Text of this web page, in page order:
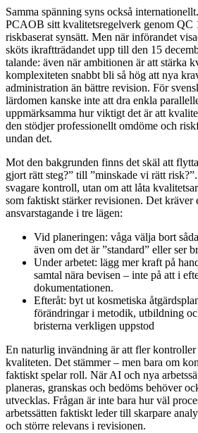
Samma spänning syns också
PCAOB sitt kvalitetsregelverk genom QC
riskbaserat synsätt. Men när införandet
sköts ikraftträdandet upp till den 15
talande: även när ambitionen är att stärka
komplexiteten snabbt bli så hög att nya
administration än bättre revision. För
lärdomen kanske inte att dra enkla
uppmärksamma hur viktigt det är att
den stödjer professionellt omdöme och
undan det.
Mot den bakgrunden finns det skäl att
gjort rätt steg?” till ”minskade vi rätt
svagare kontroll, utan om att låta
som faktiskt stärker revisionen. Det kräver
ansvarstagande i tre lägen:
Vid planeringen: våga välja bort
även om det är ”standard” eller ser
Under arbetet: lägg mer kraft på
samtal nära bevisen – inte på att i
dokumentationen.
Efteråt: byt ut kosmetiska
förändringar i metodik, utbildning
bristerna verkligen uppstod
En naturlig invändning är att fler kontroller
kvaliteten. Det stämmer – men bara om
faktiskt spelar roll. När AI och nya
planeras, granskas och bedöms behöver
utvecklas. Frågan är inte bara hur väl
arbetssätten faktiskt leder till skarpare
och större relevans i revisionen.